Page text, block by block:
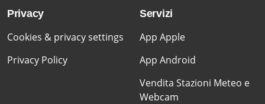
Privacy
Cookies & privacy settings
Privacy Policy
Servizi
App Apple
App Android
Vendita Stazioni Meteo e
Webcam